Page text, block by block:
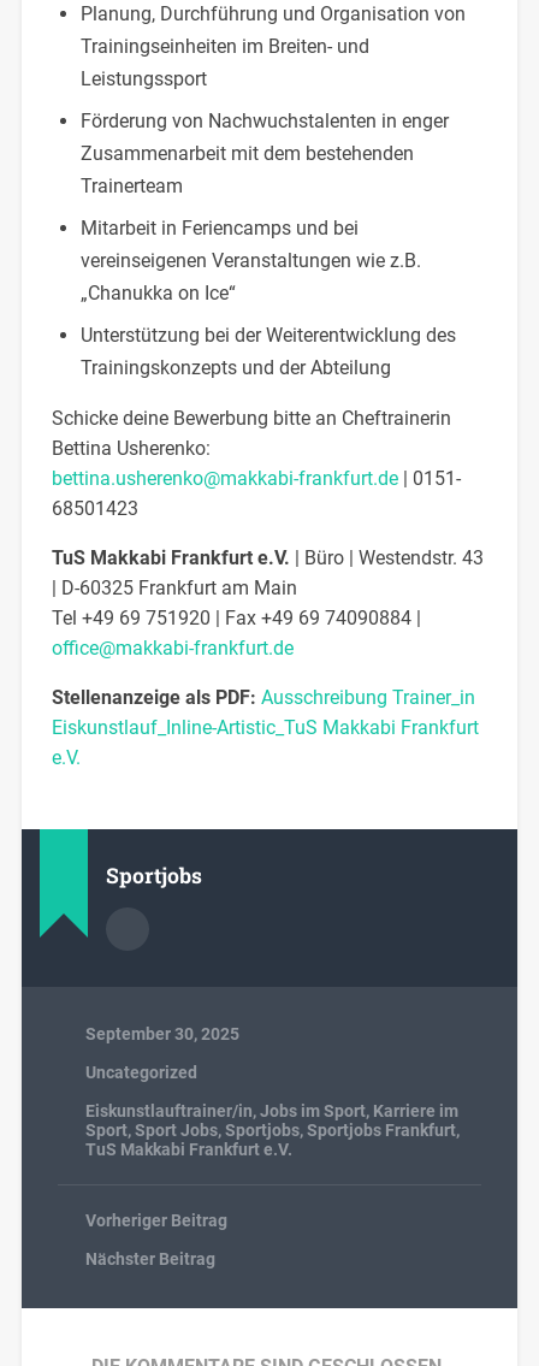
Planung, Durchführung und Organisation von
Trainingseinheiten im Breiten- und
Leistungssport
Förderung von Nachwuchstalenten in enger
Zusammenarbeit mit dem bestehenden
Trainerteam
Mitarbeit in Feriencamps und bei
vereinseigenen Veranstaltungen wie z.B.
„Chanukka on Ice“
Unterstützung bei der Weiterentwicklung des
Trainingskonzepts und der Abteilung
Schicke deine Bewerbung bitte an Cheftrainerin
Bettina Usherenko:
bettina.usherenko@makkabi-frankfurt.de| 0151-
68501423
TuS Makkabi Frankfurt e.V. | Büro | Westendstr. 43
| D-60325 Frankfurt am Main
Tel +49 69 751920 | Fax +49 69 74090884 |
office@makkabi-frankfurt.de
Stellenanzeige als PDF: Ausschreibung Trainer_in
Eiskunstlauf_Inline-Artistic_TuS Makkabi Frankfurt
e.V.
Sportjobs
September 30, 2025
Uncategorized
Eiskunstlauftrainer/in,Jobs im Sport, Karriere im
Sport,Sport Jobs,Sportjobs,Sportjobs Frankfurt,
TuS Makkabi Frankfurt e.V.
Vorheriger Beitrag
Nächster Beitrag